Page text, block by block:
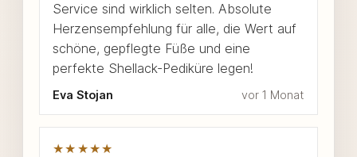
Service sind wirklich selten. Absolute
Herzensempfehlung für alle, die Wert auf
schöne, gepflegte Füße und eine
perfekte Shellack-Pediküre legen!
Eva Stojan vor 1 Monat
★★★★★